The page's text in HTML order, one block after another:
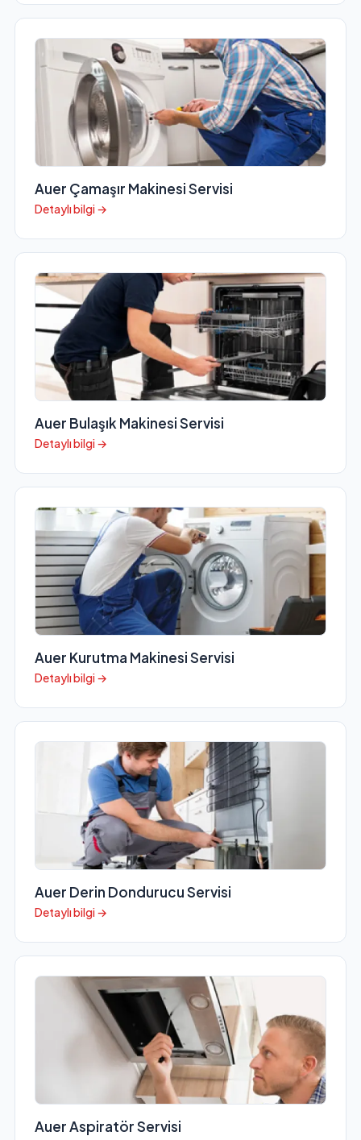
Auer Çamaşır Makinesi Servisi
Detaylı bilgi →
Auer Bulaşık Makinesi Servisi
Detaylı bilgi →
Auer Kurutma Makinesi Servisi
Detaylı bilgi →
Auer Derin Dondurucu Servisi
Detaylı bilgi →
Auer Aspiratör Servisi